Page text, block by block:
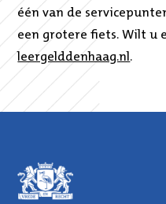
één van de
een grotere fiets. Wilt u
leergelddenhaag.nl .